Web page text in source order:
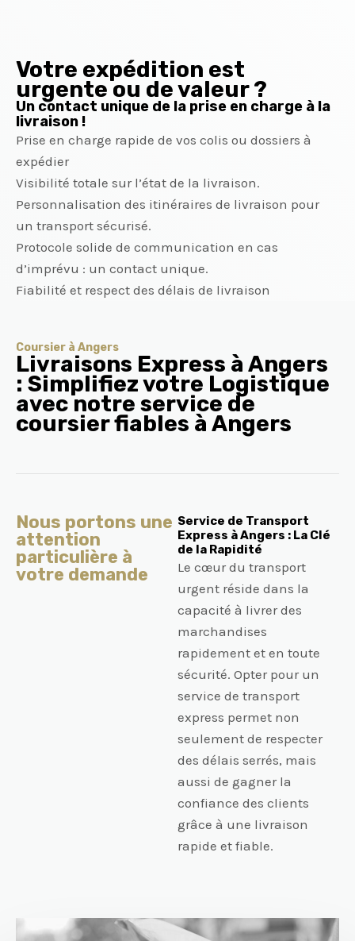
Votre expédition est
urgente ou de valeur ?
Un contact unique de la prise en charge à la
livraison !
Prise en charge rapide de vos colis ou dossiers à
expédier
Visibilité totale sur l’état de la livraison.
Personnalisation des itinéraires de livraison pour
un transport sécurisé.
Protocole solide de communication en cas
d’imprévu : un contact unique.
Fiabilité et respect des délais de livraison
Coursier à Angers
Livraisons Express à Angers
: Simplifiez votre Logistique
avec notre service de
coursier fiables à Angers
Nous portons une
attention
particulière à
votre demande
Service de Transport
Express à Angers : La Clé
de la Rapidité
Le cœur du transport
urgent réside dans la
capacité à livrer des
marchandises
rapidement et en toute
sécurité. Opter pour un
service de transport
express permet non
seulement de respecter
des délais serrés, mais
aussi de gagner la
confiance des clients
grâce à une livraison
rapide et fiable.